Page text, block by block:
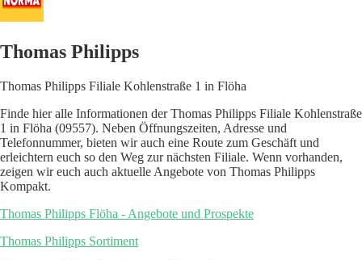
Thomas Philipps
Thomas Philipps Filiale Kohlenstraße 1 in Flöha
Finde hier alle Informationen der Thomas Philipps Filiale Kohlenstraße
1 in Flöha (09557). Neben Öffnungszeiten, Adresse und
Telefonnummer, bieten wir auch eine Route zum Geschäft und
erleichtern euch so den Weg zur nächsten Filiale. Wenn vorhanden,
zeigen wir euch auch aktuelle Angebote von Thomas Philipps
Kompakt.
Thomas Philipps Flöha - Angebote und Prospekte
Thomas Philipps Sortiment